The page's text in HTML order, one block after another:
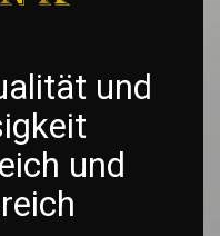
und
und